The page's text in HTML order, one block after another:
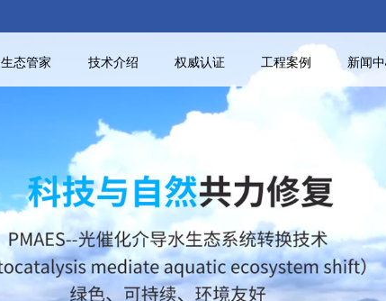
生态管家 技术介绍 权威认证 工程案例 新闻